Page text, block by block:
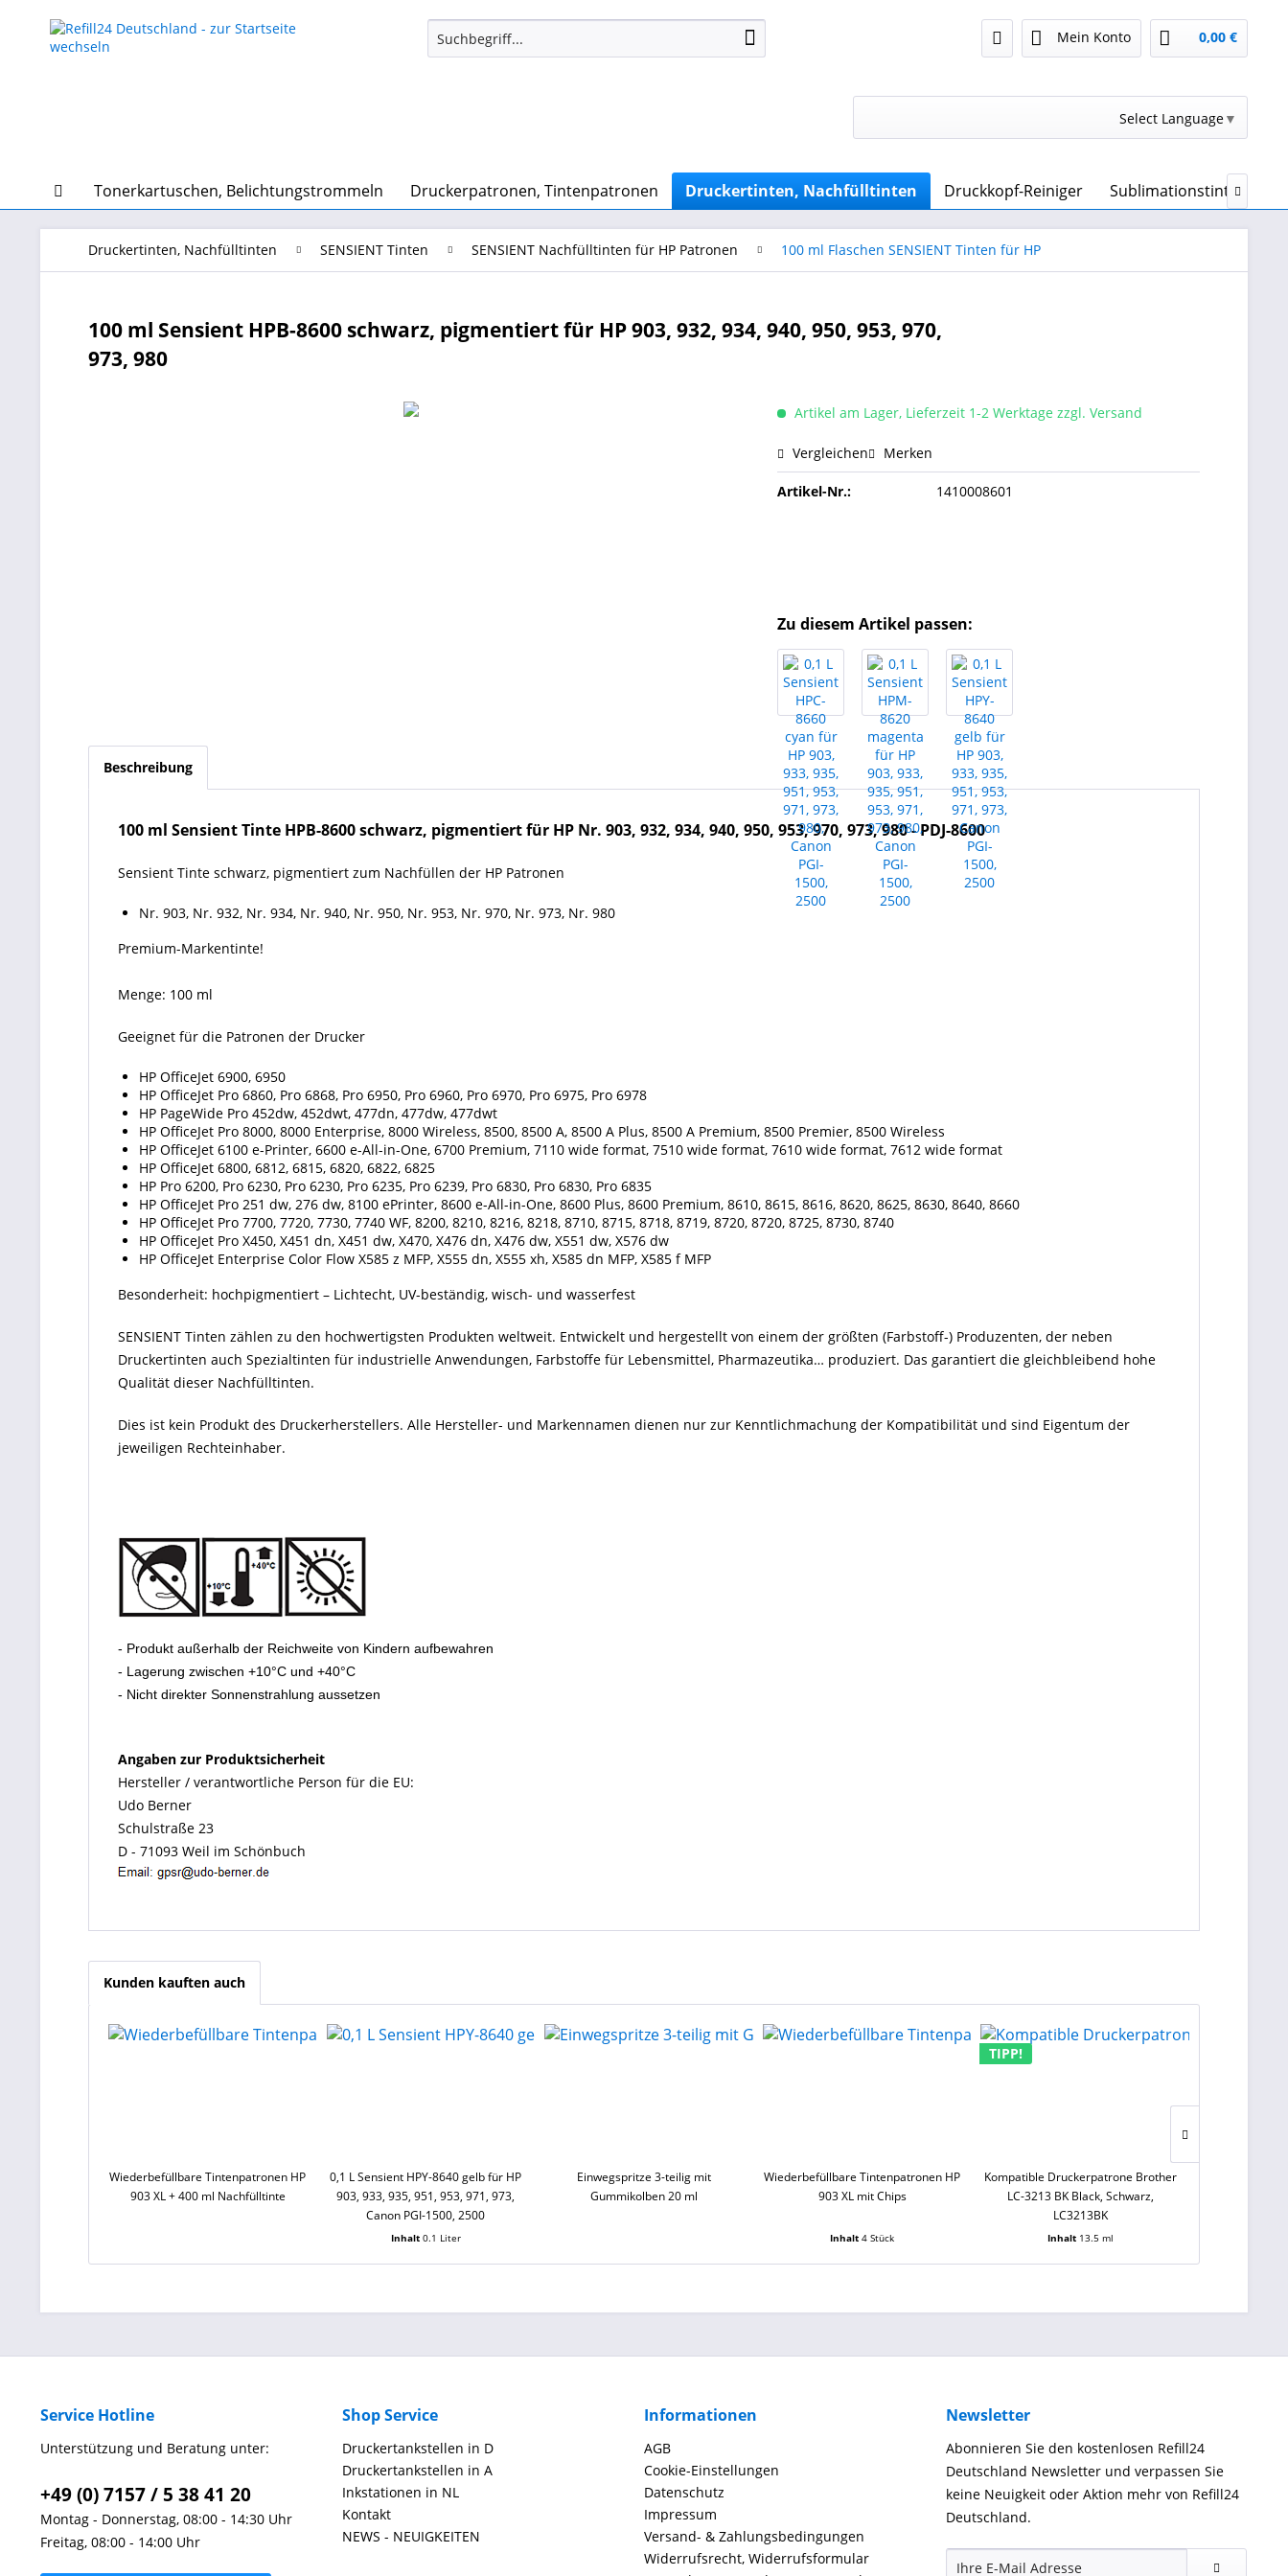
Mein Konto 0,00 €
Select Language▼
Tonerkartuschen, Belichtungstrommeln Druckerpatronen, Tintenpatronen Druckertinten, Nachfülltinten Druckkopf-Reiniger Sublimationstinte &

Druckertinten, Nachfülltinten SENSIENT Tinten SENSIENT Nachfülltinten für HP Patronen 100 ml Flaschen SENSIENT Tinten für HP
100 ml Sensient HPB-8600 schwarz, pigmentiert für HP 903, 932, 934, 940, 950, 953, 970,
973, 980
Artikel am Lager, Lieferzeit 1-2 Werktage zzgl. Versand
Vergleichen Merken
Artikel-Nr.: 1410008601
Zu diesem Artikel passen:
Beschreibung
100 ml Sensient Tinte HPB-8600 schwarz, pigmentiert für HP Nr. 903, 932, 934, 940, 950, 953, 970, 973, 980 - PDJ-8600
Sensient Tinte schwarz, pigmentiert zum Nachfüllen der HP Patronen
Nr. 903, Nr. 932, Nr. 934, Nr. 940, Nr. 950, Nr. 953, Nr. 970, Nr. 973, Nr. 980
Premium-Markentinte!
Menge: 100 ml
Geeignet für die Patronen der Drucker
HP OfficeJet 6900, 6950
HP OfficeJet Pro 6860, Pro 6868, Pro 6950, Pro 6960, Pro 6970, Pro 6975, Pro 6978
HP PageWide Pro 452dw, 452dwt, 477dn, 477dw, 477dwt
HP OfficeJet Pro 8000, 8000 Enterprise, 8000 Wireless, 8500, 8500 A, 8500 A Plus, 8500 A Premium, 8500 Premier, 8500 Wireless
HP OfficeJet 6100 e-Printer, 6600 e-All-in-One, 6700 Premium, 7110 wide format, 7510 wide format, 7610 wide format, 7612 wide format
HP OfficeJet 6800, 6812, 6815, 6820, 6822, 6825
HP Pro 6200, Pro 6230, Pro 6230, Pro 6235, Pro 6239, Pro 6830, Pro 6830, Pro 6835
HP OfficeJet Pro 251 dw, 276 dw, 8100 ePrinter, 8600 e-All-in-One, 8600 Plus, 8600 Premium, 8610, 8615, 8616, 8620, 8625, 8630, 8640, 8660
HP OfficeJet Pro 7700, 7720, 7730, 7740 WF, 8200, 8210, 8216, 8218, 8710, 8715, 8718, 8719, 8720, 8720, 8725, 8730, 8740
HP OfficeJet Pro X450, X451 dn, X451 dw, X470, X476 dn, X476 dw, X551 dw, X576 dw
HP OfficeJet Enterprise Color Flow X585 z MFP, X555 dn, X555 xh, X585 dn MFP, X585 f MFP
Besonderheit: hochpigmentiert – Lichtecht, UV-beständig, wisch- und wasserfest
SENSIENT Tinten zählen zu den hochwertigsten Produkten weltweit. Entwickelt und hergestellt von einem der größten (Farbstoff-) Produzenten, der neben
Druckertinten auch Spezialtinten für industrielle Anwendungen, Farbstoffe für Lebensmittel, Pharmazeutika… produziert. Das garantiert die gleichbleibend hohe
Qualität dieser Nachfülltinten.
Dies ist kein Produkt des Druckerherstellers. Alle Hersteller- und Markennamen dienen nur zur Kenntlichmachung der Kompatibilität und sind Eigentum der
jeweiligen Rechteinhaber.
- Produkt außerhalb der Reichweite von Kindern aufbewahren
- Lagerung zwischen +10°C und +40°C
- Nicht direkter Sonnenstrahlung aussetzen
Angaben zur Produktsicherheit
Hersteller / verantwortliche Person für die EU:
Udo Berner
Schulstraße 23
D - 71093 Weil im Schönbuch
Kunden kauften auch
Wiederbefüllbare Tintenpatronen HP
903 XL + 400 ml Nachfülltinte
0,1 L Sensient HPY-8640 gelb für HP
903, 933, 935, 951, 953, 971, 973,
Canon PGI-1500, 2500
Inhalt 0.1 Liter
Einwegspritze 3-teilig mit
Gummikolben 20 ml
Wiederbefüllbare Tintenpatronen HP
903 XL mit Chips
Inhalt4 Stück
TIPP!
Kompatible Druckerpatrone Brother
LC-3213 BK Black, Schwarz,
LC3213BK
Inhalt 13.5 ml
Service Hotline
Unterstützung und Beratung unter:
+49 (0) 7157 / 5 38 41 20
Montag - Donnerstag, 08:00 - 14:30 Uhr
Freitag, 08:00 - 14:00 Uhr
Shop Service
Druckertankstellen in D
Druckertankstellen in A
Inkstationen in NL
Kontakt
NEWS - NEUIGKEITEN
Informationen
AGB
Cookie-Einstellungen
Datenschutz
Impressum
Versand- & Zahlungsbedingungen
Widerrufsrecht, Widerrufsformular
Newsletter
Abonnieren Sie den kostenlosen Refill24
Deutschland Newsletter und verpassen Sie
keine Neuigkeit oder Aktion mehr von Refill24
Deutschland.